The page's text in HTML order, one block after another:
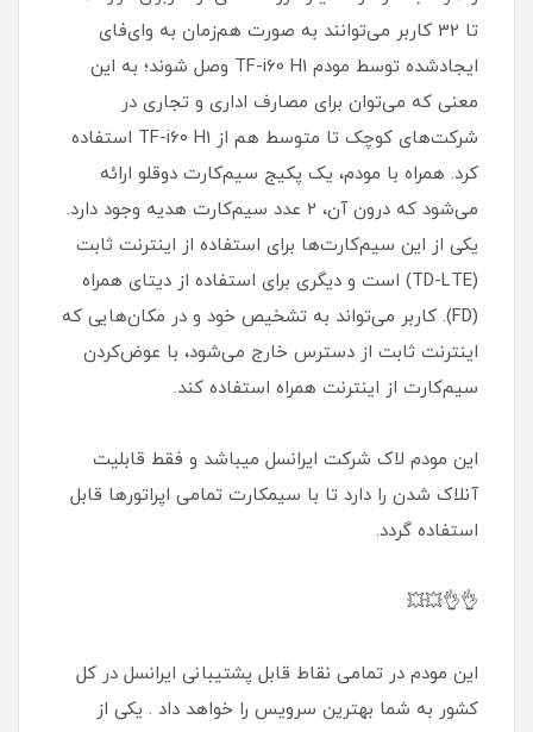
تا 32 کاربر می‌توانند به صورت هم‌زمان به وای‌فای
ایجادشده توسط مودم TF-i60 H1 وصل شوند؛ به این
معنی که می‌توان برای مصارف اداری و تجاری در
شرکت‌های کوچک تا متوسط هم از TF-i60 H1 استفاده
کرد. همراه با مودم، یک پکیج سیم‌کارت دوقلو ارائه
می‌شود که درون آن، 2 عدد سیم‌کارت هدیه وجود دارد.
یکی از این سیم‌کارت‌ها برای استفاده از اینترنت ثابت
(TD-LTE) است و دیگری برای استفاده از دیتای همراه
(FD). کاربر می‌تواند به تشخیص خود و در مکان‌هایی که
اینترنت ثابت از دسترس خارج می‌شود، با عوض‌کردن
سیم‌کارت از اینترنت همراه استفاده کند.
این مودم لاک شرکت ایرانسل میباشد و فقط قابلیت
آنلاک شدن را دارد تا با سیمکارت تمامی اپراتورها قابل
استفاده گردد.
👌👌💥💥
این مودم در تمامی نقاط قابل پشتیبانی ایرانسل در کل
کشور به شما بهترین سرویس را خواهد داد . یکی از